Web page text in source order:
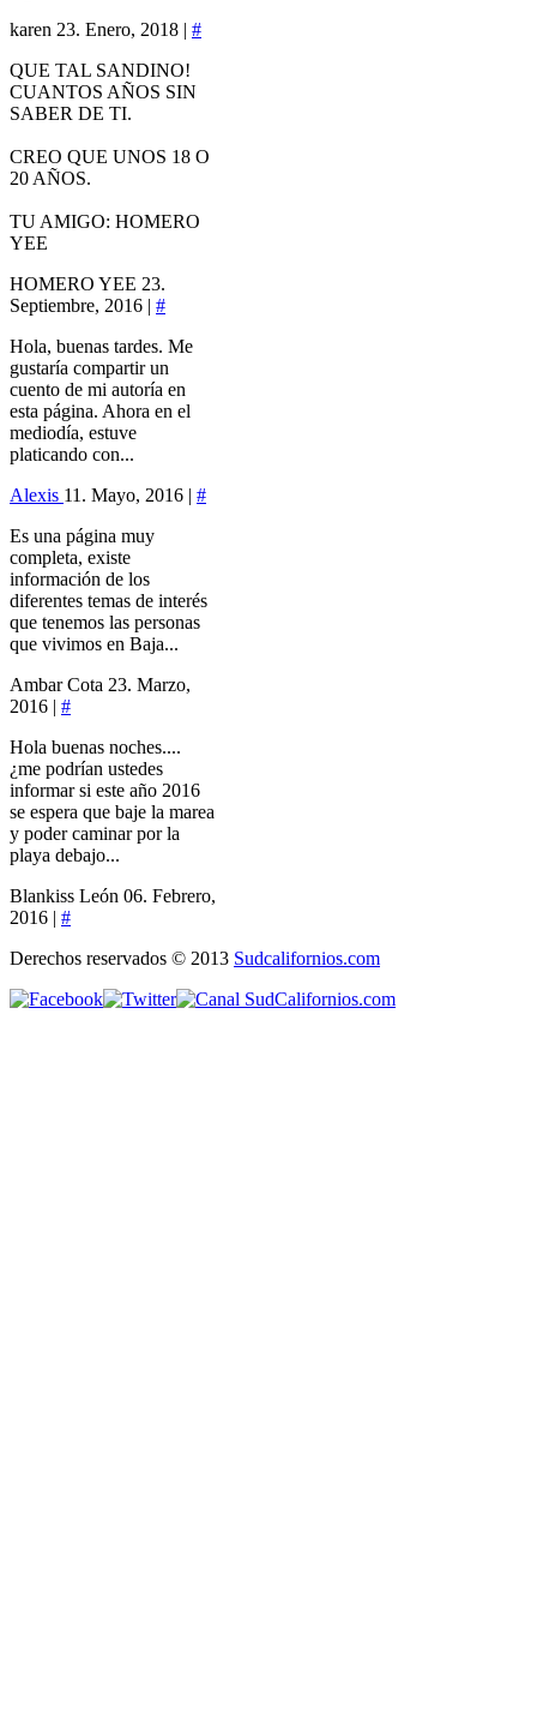
karen 23. Enero, 2018 | #
QUE TAL SANDINO!
CUANTOS AÑOS SIN
SABER DE TI.
CREO QUE UNOS 18 O
20 AÑOS.
TU AMIGO: HOMERO
YEE
HOMERO YEE 23.
Septiembre, 2016 | #
Hola, buenas tardes. Me
gustaría compartir un
cuento de mi autoría en
esta página. Ahora en el
mediodía, estuve
platicando con...
Alexis 11. Mayo, 2016 | #
Es una página muy
completa, existe
información de los
diferentes temas de interés
que tenemos las personas
que vivimos en Baja...
Ambar Cota 23. Marzo,
2016 | #
Hola buenas noches....
¿me podrían ustedes
informar si este año 2016
se espera que baje la marea
y poder caminar por la
playa debajo...
Blankiss León 06. Febrero,
2016 | #
Derechos reservados © 2013 Sudcalifornios.com